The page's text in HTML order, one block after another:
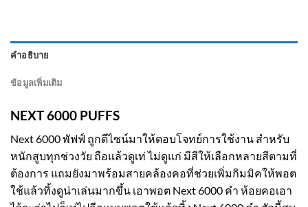
คำอธิบาย
ข้อมูลเพิ่มเติม
NEXT 6000 PUFFS
Next 6000 พัฟฟ์ ถูกดีไซน์มาให้ตอบโจทย์การใช้งาน สำหรับ
หนักสูบทุกช่วงวัย ถือแล้วดูเท่ ไม่ดูแก่ มีสีให้เลือกหลายสีตามที่
ต้องการ แถมยังมาพร้อมสายคล้องคอที่ช่วยเพิ่มกิมมิคให้พอต
ใช้แล้วทิ้งดูน่าเล่นมากขึ้น เอาพอต Next 6000 คำ ห้อยคอเอา